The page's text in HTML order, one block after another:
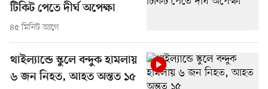
টিকিট পেতে দীর্ঘ অপেক্ষা
৪৫ মিনিট আগে
থাইল্যান্ডে স্কুলে বন্দুক হামলায়
৬ জন নিহত, আহত অন্তত ১৫